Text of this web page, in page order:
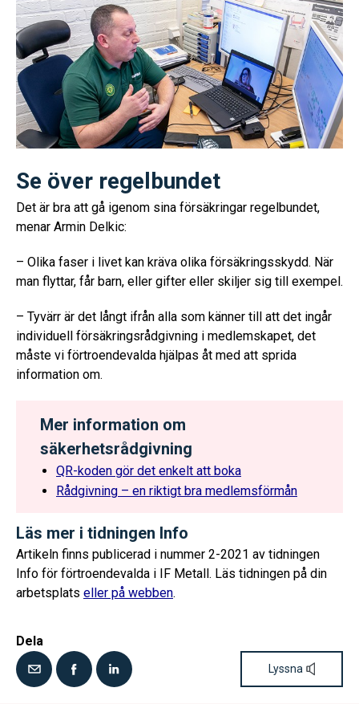
Se över regelbundet
Det är bra att gå igenom sina försäkringar regelbundet,
menar Armin Delkic:
– Olika faser i livet kan kräva olika försäkringsskydd. När
man flyttar, får barn, eller gifter eller skiljer sig till exempel.
– Tyvärr är det långt ifrån alla som känner till att det ingår
individuell försäkringsrådgivning i medlemskapet, det
måste vi förtroendevalda hjälpas åt med att sprida
information om.
Mer information om
säkerhetsrådgivning
QR-koden gör det enkelt att boka
Rådgivning – en riktigt bra medlemsförmån
Läs mer i tidningen Info
Artikeln finns publicerad i nummer 2-2021 av tidningen
Info för förtroendevalda i IF Metall. Läs tidningen på din
arbetsplats eller på webben.
Dela
Lyssna